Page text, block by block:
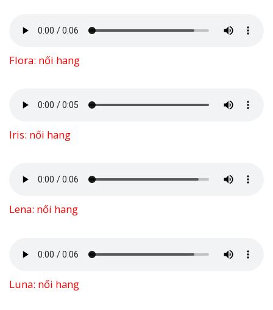
Flora: női hang
Iris: női hang
Lena: női hang
Luna: női hang